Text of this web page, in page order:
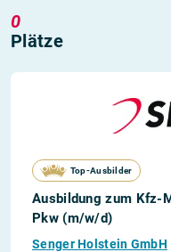
0
Plätze
Top-Ausbilder
Ausbildung zum Kfz-
Pkw (m/w/d)
Senger Holstein GmbH